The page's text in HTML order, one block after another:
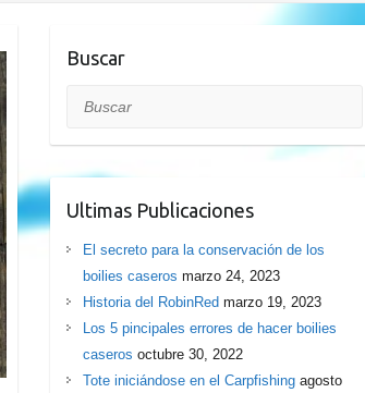
Buscar
Buscar
Ultimas Publicaciones
El secreto para la conservación de los
boilies caseros marzo 24, 2023
Historia del RobinRed marzo 19, 2023
Los 5 pincipales errores de hacer boilies
caseros octubre 30, 2022
Tote iniciándose en el Carpfishing agosto